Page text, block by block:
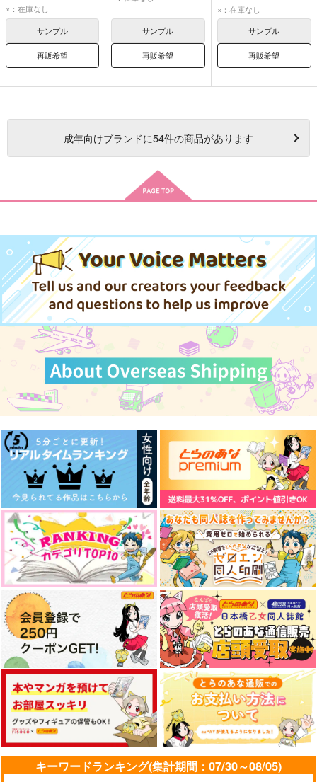
ハドラー
×：在庫なし
サンプル
再販希望
サンプル
再販希望
アバン ハドラー
×：在庫なし
サンプル
再販希望
成年向けブランドに54件の商品があります
キーワードランキング(集計期間：07/30～08/05)